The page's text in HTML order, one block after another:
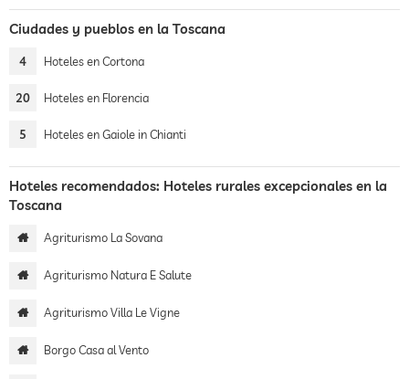
Ciudades y pueblos en la Toscana
4 Hoteles en Cortona
20 Hoteles en Florencia
5 Hoteles en Gaiole in Chianti
Hoteles recomendados: Hoteles rurales excepcionales en la
Toscana
Agriturismo La Sovana
Agriturismo Natura E Salute
Agriturismo Villa Le Vigne
Borgo Casa al Vento